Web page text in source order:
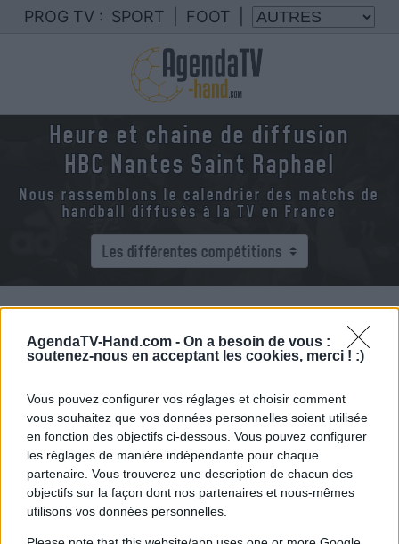
AgendaTV-Hand.com - On a besoin de vous :
soutenez-nous en acceptant les cookies, merci ! :)
Vous pouvez configurer vos réglages et choisir comment
vous souhaitez que vos données personnelles soient utilisée
en fonction des objectifs ci-dessous. Vous pouvez configurer
les réglages de manière indépendante pour chaque
partenaire. Vous trouverez une description de chacun des
objectifs sur la façon dont nos partenaires et nous-mêmes
utilisons vos données personnelles.
PROG TV : SPORT FOOT
Heure et chaine de diffusion
HBC Nantes Saint Raphael
Nous rassemblons le calendrier des matchs de
handball diffusés à la TV en France
Dimanche 05 octobre 2025
17h00